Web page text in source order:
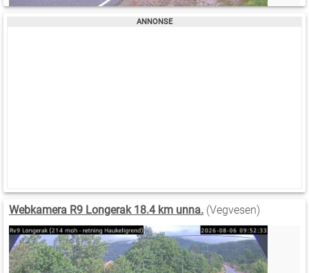
Webkamera R9 Longerak 18.4 km unna. (Vegvesen)